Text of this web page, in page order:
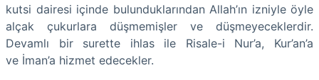
kutsi dairesi içinde bulunduklarından Allah’ın izniyle öyle
alçak çukurlara düşmemişler ve düşmeyeceklerdir.
Devamlı bir surette ihlas ile Risale-i Nur’a, Kur’an’a
ve İman’a hizmet edecekler.